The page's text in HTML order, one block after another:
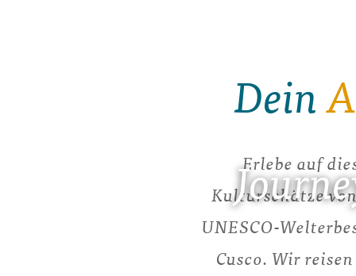
Dein
Erlebe auf
Kulturschätze
UNESCO-
Cusco. Wir